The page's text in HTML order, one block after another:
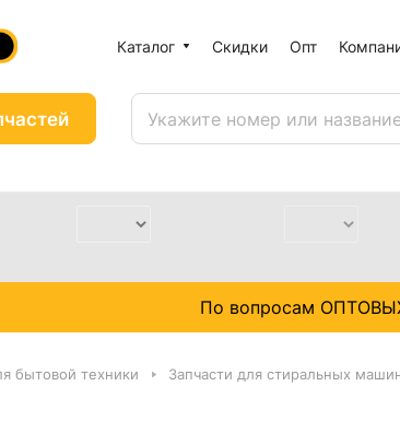
Каталог Скидки Опт
По вопросам
бытовой техники Запчасти для стиральных